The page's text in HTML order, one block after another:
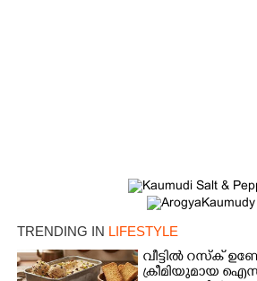
TRENDING IN LIFESTYLE
വീട്ടിൽ റസ്ക്
ക്രീമിയുമായ